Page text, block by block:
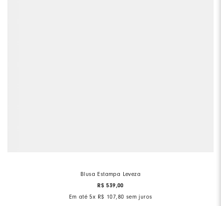
Blusa Estampa Leveza
R$ 539,00
Em até5x R$ 107,80 sem juros